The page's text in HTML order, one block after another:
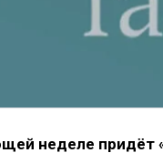
неделе придёт